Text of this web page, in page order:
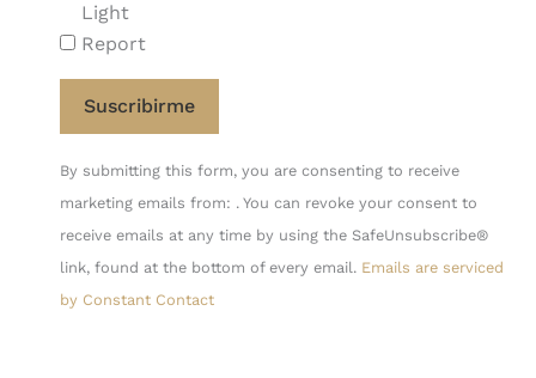
Light
Report
Constant
Contact
Use.
Please
leave
By submitting this form, you are consenting to receive
marketing emails from: . You can revoke your consent to
receive emails at any time by using the SafeUnsubscribe®
link, found at the bottom of every email. Emails are serviced
by Constant Contact